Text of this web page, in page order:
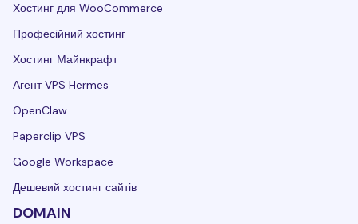
Хостинг для WooCommerce
Професійний хостинг
Хостинг Майнкрафт
Агент VPS Hermes
OpenClaw
Paperclip VPS
Google Workspace
Дешевий хостинг сайтів
DOMAIN